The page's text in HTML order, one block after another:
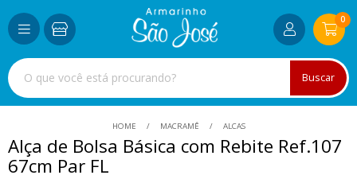
Buscar
0
HOME MACRAMÊ ALCAS
Alça de Bolsa Básica com Rebite Ref.107
67cm Par FL